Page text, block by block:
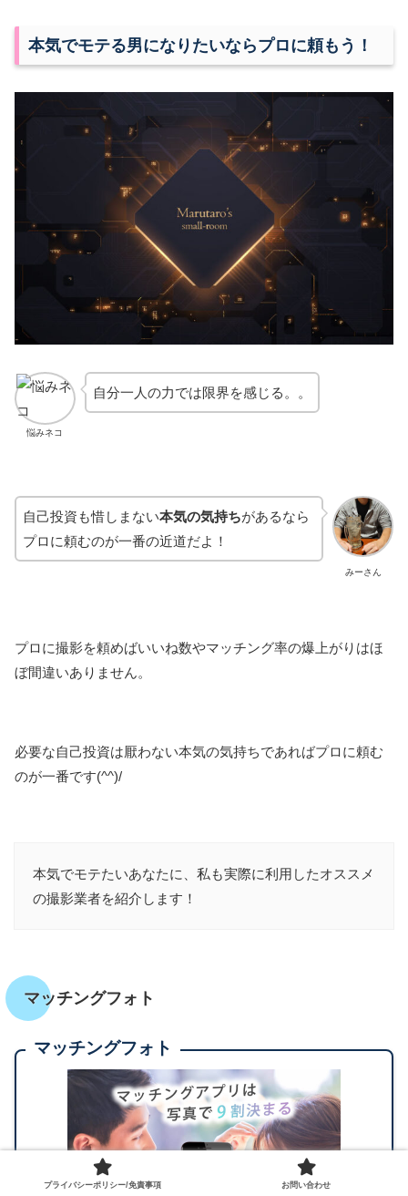
本気でモテる男になりたいならプロに頼もう！
悩みネコ
自分一人の力では限界を感じる。。
みーさん
自己投資も惜しまない本気の気持ちがあるなら
プロに頼むのが一番の近道だよ！
プロに撮影を頼めばいいね数やマッチング率の爆上がりはほ
ぼ間違いありません。
必要な自己投資は厭わない本気の気持ちであればプロに頼む
のが一番です(^^)/
本気でモテたいあなたに、私も実際に利用したオススメ
の撮影業者を紹介します！
マッチングフォト
マッチングフォト
プライバシーポリシー/免責事項 お問い合わせ